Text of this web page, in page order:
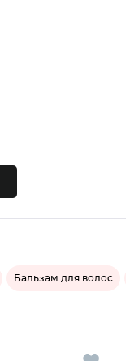
Бальзам для волос